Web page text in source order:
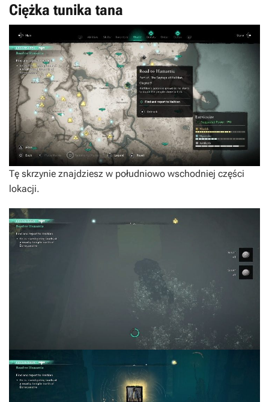
Ciężka tunika tana
Tę skrzynie znajdziesz w południowo wschodniej części
lokacji.